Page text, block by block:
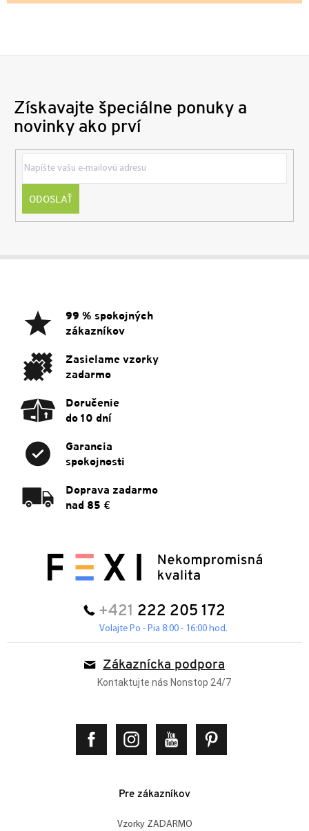
Získavajte špeciálne ponuky a
novinky ako prví
ODOSLAŤ
99 % spokojných
zákazníkov
Zasielame vzorky
zadarmo
Doručenie
do 10 dní
Garancia
spokojnosti
Doprava zadarmo
nad 85 €
+421 222 205 172
Volajte Po - Pia 8:00 - 16:00 hod.
Zákaznícka podpora
Kontaktujte nás Nonstop 24/7
Pre zákazníkov
Vzorky ZADARMO